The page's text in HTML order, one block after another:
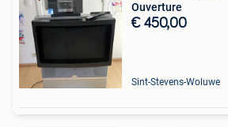
Ouverture
€ 450,00
Sint-Stevens-Woluwe